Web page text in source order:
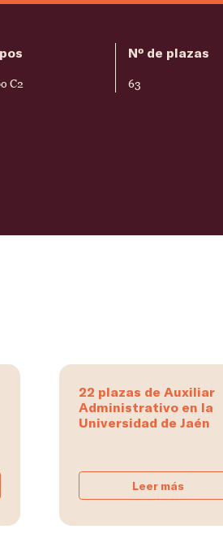
C2
Nº de plazas
63
22 plazas de Auxiliar
Administrativo en la
Universidad de Jaén
Leer más